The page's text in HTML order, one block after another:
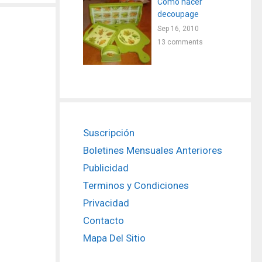
decoupage
Sep 16, 2010
13 comments
Suscripción
Boletines Mensuales Anteriores
Publicidad
Terminos y Condiciones
Privacidad
Contacto
Mapa Del Sitio